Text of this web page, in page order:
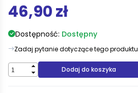
46,90 zł
Dostępność: Dostępny
Zadaj pytanie dotyczące tego produktu
Dodaj do koszyka